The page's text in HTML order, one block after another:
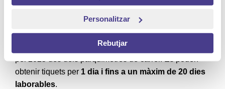
Personalitzar
Rebutjar
Si s'utilizen els parquímetres de carrer
A partir d'avui,17 de desembre 2024, també es poden
obtenir els tiquets d'estacionament de Resident
pel 2025 des dels parquímetres de carrer. Es poden
obtenir tiquets per 1 dia i fins a un màxim de 20 dies
laborables.